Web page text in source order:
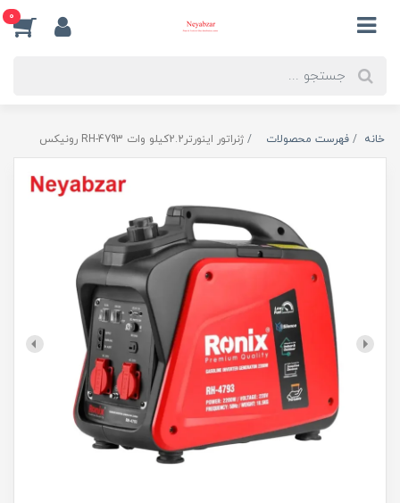
0
خانه فهرست محصولات ژنراتور اینورتر2.2کیلو وات RH-4793 رونیکس